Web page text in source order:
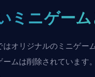
ミニゲー
はオリジナルのミニゲー
ームは削除されています